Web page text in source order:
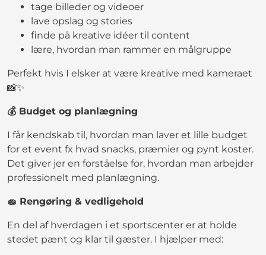
tage billeder og videoer
lave opslag og stories
finde på kreative idéer til content
lære, hvordan man rammer en målgruppe
Perfekt hvis I elsker at være kreative med kameraet
📸✨
💰 Budget og planlægning
I får kendskab til, hvordan man laver et lille budget
for et event fx hvad snacks, præmier og pynt koster.
Det giver jer en forståelse for, hvordan man arbejder
professionelt med planlægning.
🧽 Rengøring & vedligehold
En del af hverdagen i et sportscenter er at holde
stedet pænt og klar til gæster. I hjælper med: